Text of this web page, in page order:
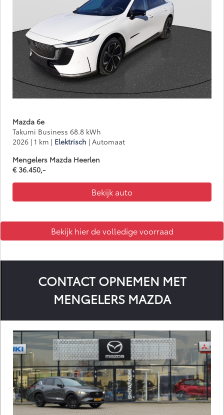
Mazda 6e
Takumi Business 68.8 kWh
2026 | 1 km | Elektrisch | Automaat
Mengelers Mazda Heerlen
€ 36.450,-
Bekijk auto
Bekijk hier de volledige voorraad
CONTACT OPNEMEN MET
MENGELERS MAZDA